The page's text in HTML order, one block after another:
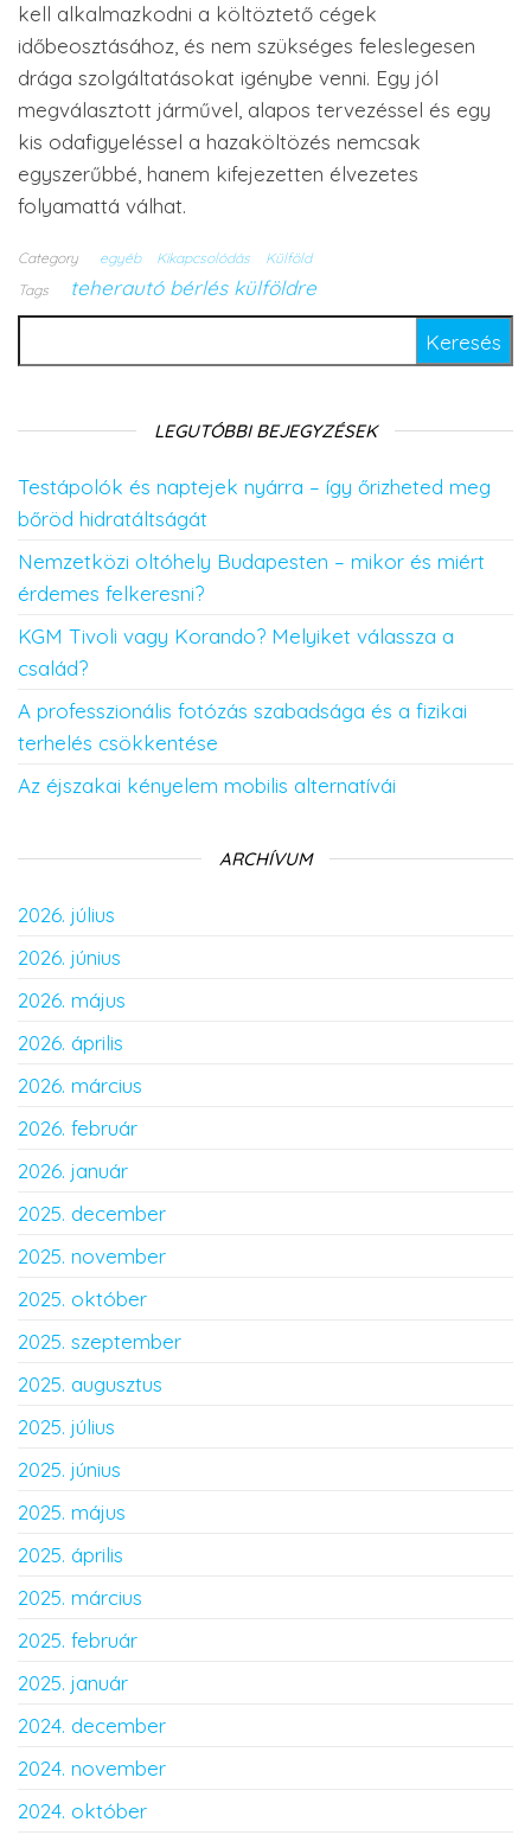
kell alkalmazkodni a költöztető cégek
időbeosztásához, és nem szükséges feleslegesen
drága szolgáltatásokat igénybe venni. Egy jól
megválasztott járművel, alapos tervezéssel és egy
kis odafigyeléssel a hazaköltözés nemcsak
egyszerűbbé, hanem kifejezetten élvezetes
folyamattá válhat.
Category egyéb Kikapcsolódás
Külföld
Tags
teherautó bérlés külföldre
LEGUTÓBBI BEJEGYZÉSEK
Testápolók és naptejek nyárra – így őrizheted meg
bőröd hidratáltságát
Nemzetközi oltóhely Budapesten – mikor és miért
érdemes felkeresni?
KGM Tivoli vagy Korando? Melyiket válassza a
család?
A professzionális fotózás szabadsága és a fizikai
terhelés csökkentése
Az éjszakai kényelem mobilis alternatívái
ARCHÍVUM
2026. július
2026. június
2026. május
2026. április
2026. március
2026. február
2026. január
2025. december
2025. november
2025. október
2025. szeptember
2025. augusztus
2025. július
2025. június
2025. május
2025. április
2025. március
2025. február
2025. január
2024. december
2024. november
2024. október